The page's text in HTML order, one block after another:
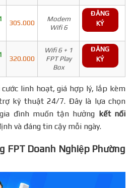
305.000
Modem
Wifi 6
ĐĂNG
KÝ
320.000
Wifi 6 + 1
FPT Play
Box
ĐĂNG
KÝ
linh hoạt, giá hợp lý, lắp kèm
kỹ thuật 24/7. Đây là lựa chọn
đình muốn tận hưởng kết nối
và đáng tin cậy mỗi ngày.
FPT Doanh Nghiệp Phường